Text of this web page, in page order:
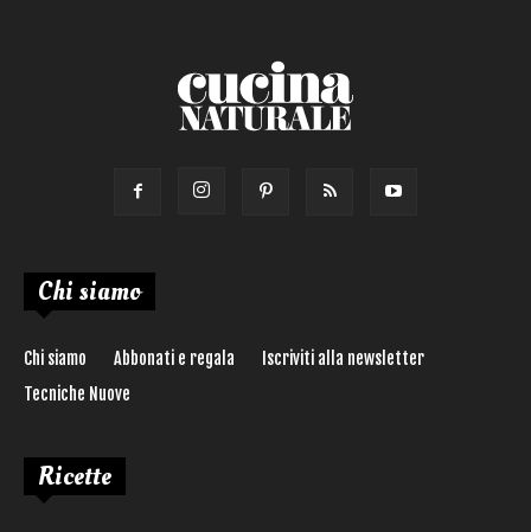
Chi siamo
Chi siamo Abbonati e regala
Iscriviti alla newsletter
Tecniche Nuove
Ricette